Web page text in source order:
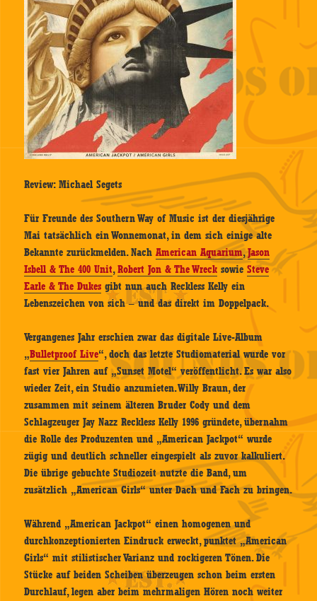
Review: Michael Segets
Für Freunde des Southern Way of Music ist der diesjährige
Mai tatsächlich ein Wonnemonat, in dem sich einige alte
Bekannte zurückmelden. NachAmerican Aquarium,Jason
Isbell & The 400 Unit,Robert Jon & The Wreck sowieSteve
Earle & The Dukes gibt nun auch Reckless Kelly ein
Lebenszeichen von sich – und das direkt im Doppelpack.
Vergangenes Jahr erschien zwar das digitale Live-Album
„Bulletproof Live“, doch das letzte Studiomaterial wurde vor
fast vier Jahren auf „Sunset Motel“ veröffentlicht. Es war also
wieder Zeit, ein Studio anzumieten. Willy Braun, der
zusammen mit seinem älteren Bruder Cody und dem
Schlagzeuger Jay Nazz Reckless Kelly 1996 gründete, übernahm
die Rolle des Produzenten und „American Jackpot“ wurde
zügig und deutlich schneller eingespielt als zuvor kalkuliert.
Die übrige gebuchte Studiozeit nutzte die Band, um
zusätzlich „American Girls“ unter Dach und Fach zu bringen.
Während „American Jackpot“ einen homogenen und
durchkonzeptionierten Eindruck erweckt, punktet „American
Girls“ mit stilistischer Varianz und rockigeren Tönen. Die
Stücke auf beiden Scheiben überzeugen schon beim ersten
Durchlauf, legen aber beim mehrmaligen Hören noch weiter